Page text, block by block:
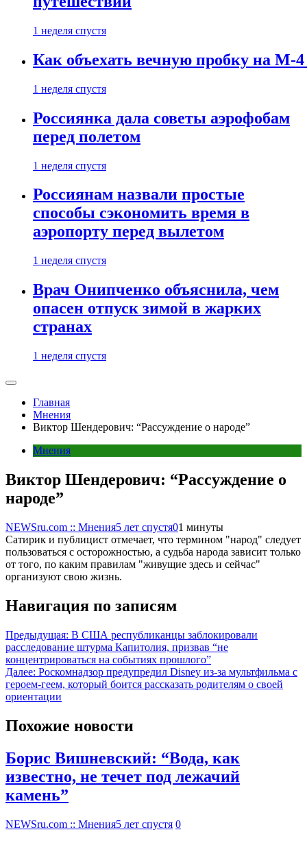
1 неделя спустя
Как объехать вечную пробку на М-
1 неделя спустя
Россиянка дала советы аэрофобам
перед полетом
1 неделя спустя
Россиянам назвали простые
способы сэкономить время в
аэропорту перед вылетом
1 неделя спустя
Врач Онипченко объяснила, чем
опасен отпуск зимой в жарких
странах
1 неделя спустя
Главная
Мнения
Виктор Шендерович: “Рассуждение о народе”
Мнения
Виктор Шендерович: “Рассуждение о
народе”
NEWSru.com :: Мнения5 лет спустя01 минуты
Сатирик и публицист отмечает, что термином "народ" следует
пользоваться с осторожностью, а судьба народа зависит только
от того, по каким правилам "живущие здесь и сейчас"
организуют свою жизнь.
Навигация по записям
Предыдущая: В США республиканцы заблокировали
расследование штурма Капитолия, призвав “не
концентрироваться на событиях прошлого”
Далее: Роскомнадзор предупредил Disney из-за мультфильма c
героем-геем, который боится рассказать родителям о своей
ориентации
Похожие новости
Борис Вишневский: “Вода, как
известно, не течет под лежачий
камень”
NEWSru.com :: Мнения5 лет спустя 0